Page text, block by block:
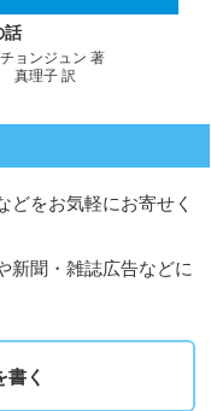
話
ョンジュン 著
真理子 訳
どをお気軽にお寄せく
新聞・雑誌広告などに
書く